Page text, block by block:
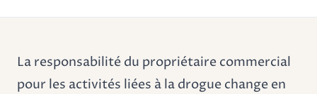
La responsabilité du propriétaire commercial
pour les activités liées à la drogue change en